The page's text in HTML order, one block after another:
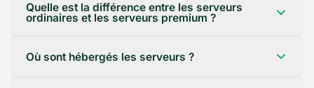
Quelle est la différence entre les serveurs
ordinaires et les serveurs premium ?
Où sont hébergés les serveurs ?